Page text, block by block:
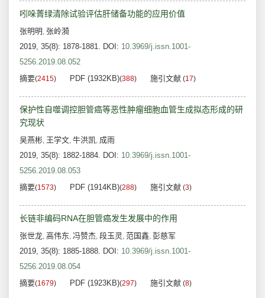
吲哚菁绿清除试验评估肝储备功能的应用价值
张明明 , 张岭漪
2019, 35(8): 1878-1881. DOI: 10.3969/j.issn.1001-
5256.2019.08.052
摘要(2415) PDF (1932KB)(388) 施引文献 (17)
保护性自噬调控胆管癌等恶性肿瘤细胞血管生成拟态形成的研
究现状
吴燕彬, 王学文, 牛洪凯, 成雨
2019, 35(8): 1882-1884. DOI: 10.3969/j.issn.1001-
5256.2019.08.053
摘要(1573) PDF (1914KB)(288) 施引文献 (3)
长链非编码RNA在胆管癌发生发展中的作用
张世龙, 高伟东, 冯赞杰, 段玉灵 , 范国鑫, 彭慈军
2019, 35(8): 1885-1888. DOI: 10.3969/j.issn.1001-
5256.2019.08.054
摘要(1679) PDF (1923KB)(297) 施引文献 (8)